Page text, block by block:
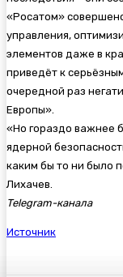
«Росатом»
управления,
элементов даже в
приведёт к
очередной раз
Европы».
«Но гораздо важнее
ядерной
каким бы то ни было
Лихачев.
Telegram-канала
Источник